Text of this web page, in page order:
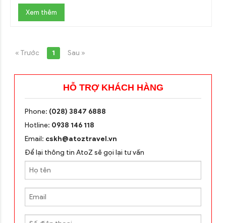
Xem thêm
« Trước 1 Sau »
HỖ TRỢ KHÁCH HÀNG
Phone: (028) 3847 6888
Hotline: 0938 146 118
Email: cskh@atoztravel.vn
Để lại thông tin AtoZ sẽ gọi lại tư vấn